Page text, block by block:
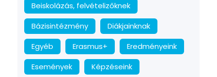
Beiskolázás, felvételizőknek
Bázisintézmény
Diákjainknak
Egyéb
Erasmus+
Eredményeink
Események
Képzéseink